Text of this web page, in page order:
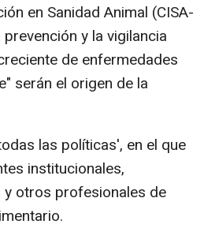
en Sanidad Animal (CISA-
y la vigilancia
de enfermedades
serán el origen de la
las políticas', en el que
institucionales,
otros profesionales de